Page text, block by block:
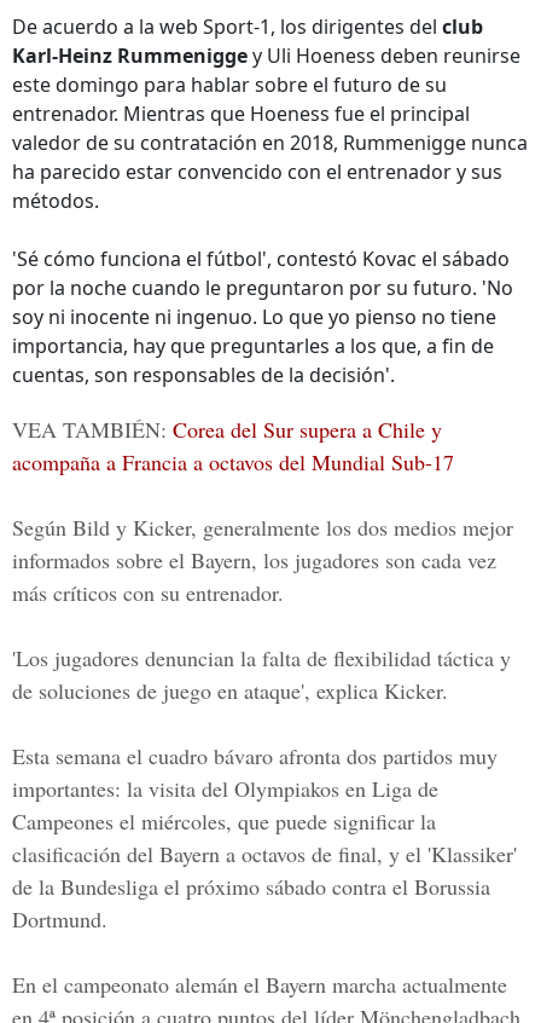
De acuerdo a la web Sport-1, los dirigentes del club
Karl-Heinz Rummeniggey Uli Hoeness deben reunirse
este domingo para hablar sobre el futuro de su
entrenador. Mientras que Hoeness fue el principal
valedor de su contratación en 2018, Rummenigge nunca
ha parecido estar convencido con el entrenador y sus
métodos.
'Sé cómo funciona el fútbol', contestó Kovac el sábado
por la noche cuando le preguntaron por su futuro. 'No
soy ni inocente ni ingenuo. Lo que yo pienso no tiene
importancia, hay que preguntarles a los que, a fin de
cuentas, son responsables de la decisión'.
VEA TAMBIÉN: Corea del Sur supera a Chile y
acompaña a Francia a octavos del Mundial Sub-17
Según Bild y Kicker, generalmente los dos medios mejor
informados sobre el Bayern, los jugadores son cada vez
más críticos con su entrenador.
'Los jugadores denuncian la falta de flexibilidad táctica y
de soluciones de juego en ataque', explica Kicker.
Esta semana el cuadro bávaro afronta dos partidos muy
importantes: la visita del Olympiakos en Liga de
Campeones el miércoles, que puede significar la
clasificación del Bayern a octavos de final, y el 'Klassiker'
de la Bundesliga el próximo sábado contra el Borussia
Dortmund.
En el campeonato alemán el Bayern marcha actualmente
en 4ª posición a cuatro puntos del líder Mönchengladbach.